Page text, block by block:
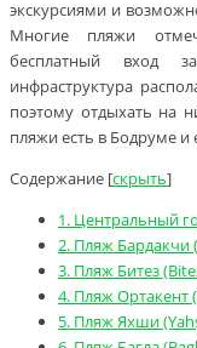
экскурсиями и
Многие пляжи
бесплатный вход
инфраструктура
поэтому отдыхать на
пляжи есть в Бодруме и
Содержание [скрыть]
1. Центральный
2. Пляж Бардакчи
3. Пляж Битез
4. Пляж Ортакент
5. Пляж Яхши